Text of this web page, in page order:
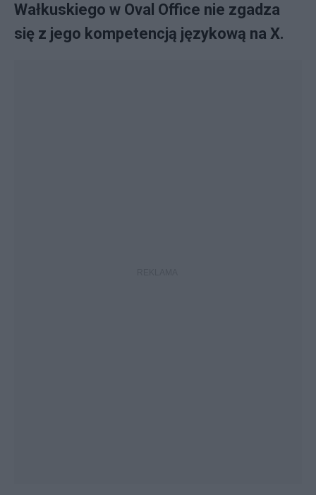
Wałkuskiego w Oval Office nie zgadza
się z jego kompetencją językową na X.